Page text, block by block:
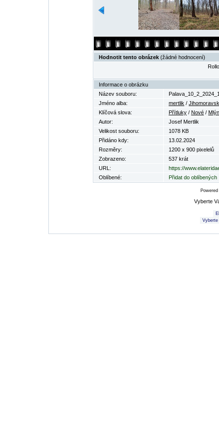
Hodnotit tento obrázek (žádné hodnocení)
Informace o obrázku
Název souboru:
Jméno alba:
mertlik /
Klíčová slova:
Přítluky / Nové /
Autor:
Josef Mertlik
Velikost souboru:
1078 KB
Přidáno kdy:
13.02.2024
Rozměry:
1200 x 900 pixelelů
Zobrazeno:
537 krát
URL:
https://
Oblíbené:
Přidat do oblíbených
Vyberte